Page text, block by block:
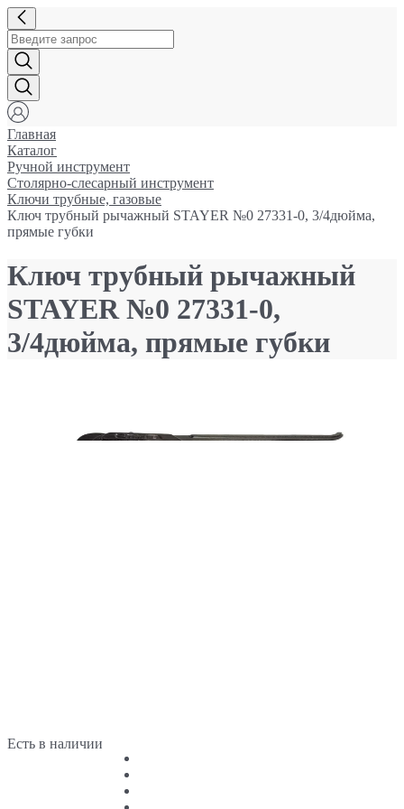
Главная
Каталог
Ручной инструмент
Столярно-слесарный инструмент
Ключи трубные, газовые
Ключ трубный рычажный STAYER №0 27331-0, 3/4дюйма,
прямые губки
Ключ трубный рычажный
STAYER №0 27331-0,
3/4дюйма, прямые губки
Есть в наличии